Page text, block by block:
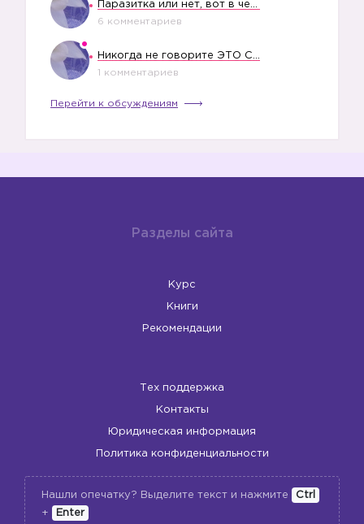
6 комментариев
1 комментариев
Перейти к обсуждениям
Разделы сайта
Курс
Книги
Рекомендации
Тех поддержка
Контакты
Юридическая информация
Политика конфиденциальности
Нашли опечатку? Выделите текст и нажмите
Ctrl
+
Enter